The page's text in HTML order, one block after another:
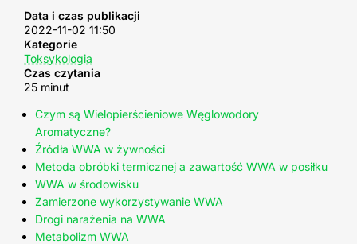
Data i czas publikacji
2022-11-02 11:50
Kategorie
Toksykologia
Czas czytania
25 minut
Czym są Wielopierścieniowe Węglowodory
Aromatyczne?
Źródła WWA w żywności
Metoda obróbki termicznej a zawartość WWA w posiłku
WWA w środowisku
Zamierzone wykorzystywanie WWA
Drogi narażenia na WWA
Metabolizm WWA